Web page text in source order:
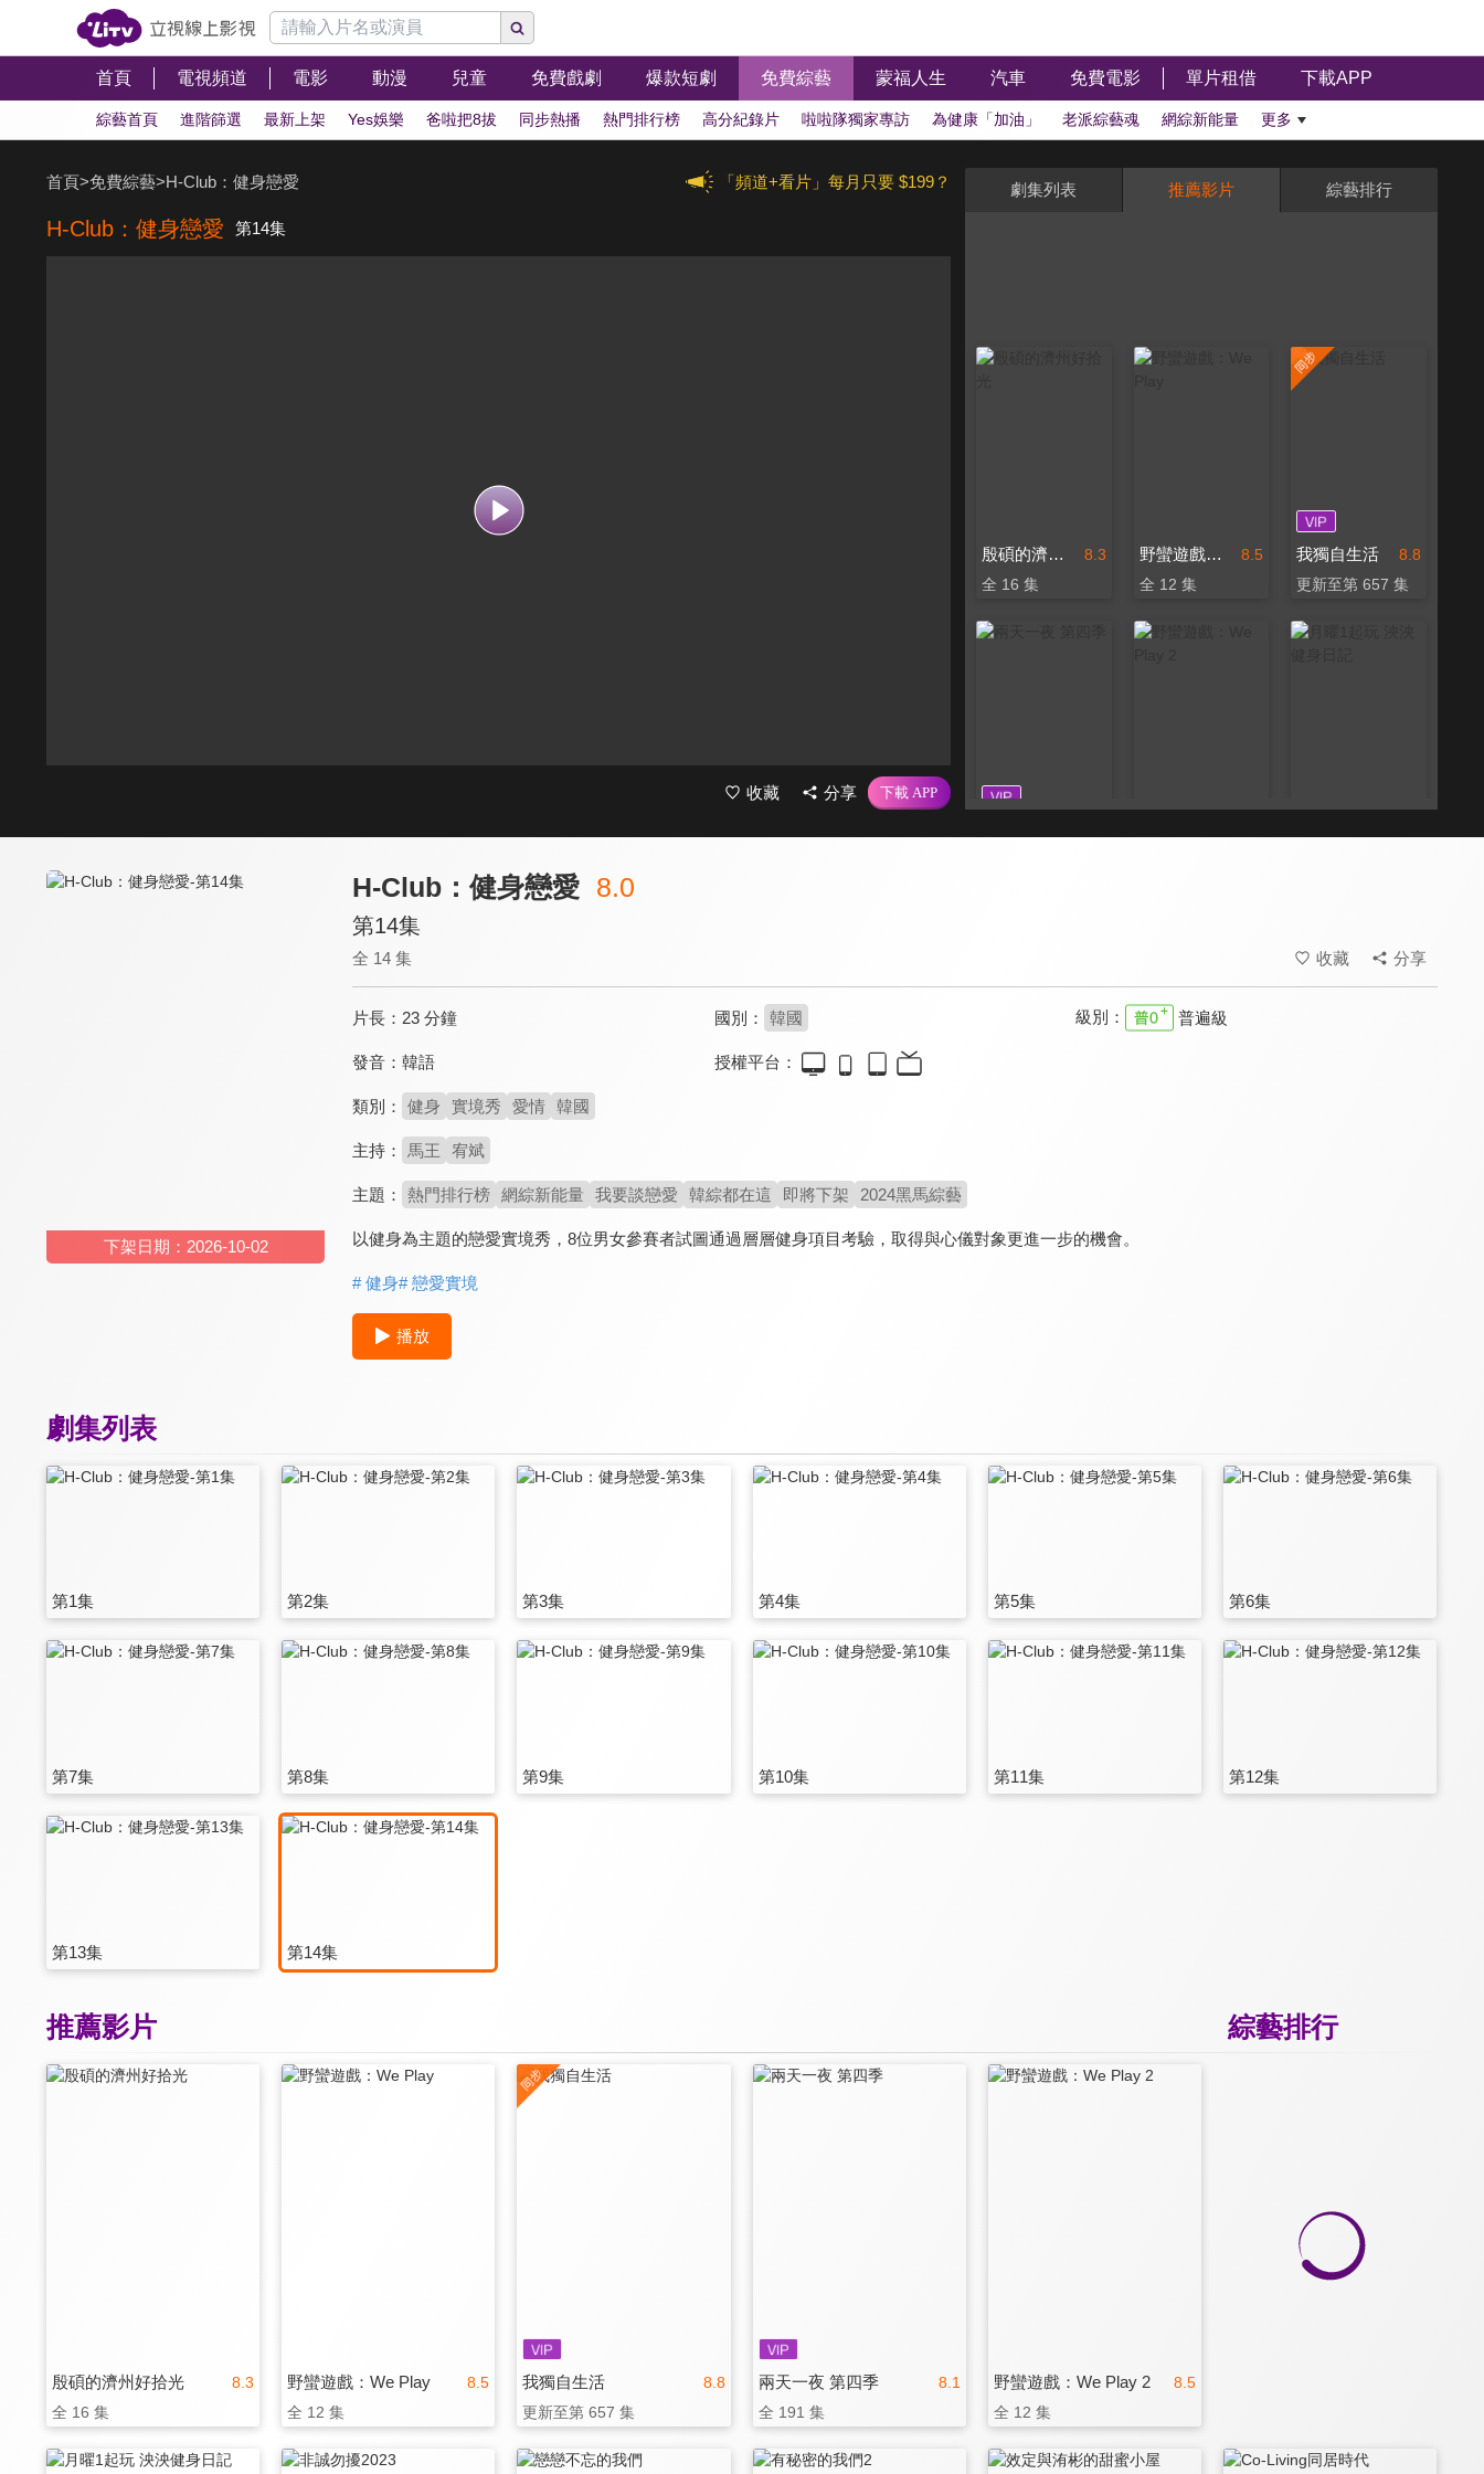
首頁 電視頻道 電影 動漫 兒童 免費戲劇 爆款短劇 免費綜藝 蒙福人生 汽車 免費電影 單片租借 下載APP
綜藝首頁 進階篩選 最新上架 Yes娛樂 爸啦把8拔 同步熱播 熱門排行榜 高分紀錄片 啦啦隊獨家專訪 為健康「加油」 老派綜藝魂 網綜新能量 更多
「頻道+看片」每月只要 $199？
首頁>免費綜藝>H-Club：健身戀愛
H-Club：健身戀愛 第14集
收藏 分享
劇集列表 推薦影片 綜藝排行
8.3
殷碩的濟州好拾光
全 16 集
8.5
野蠻遊戲：We Play
全 12 集
8.8
我獨自生活
更新至第 657 集
下架日期：2026-10-02
H-Club：健身戀愛 8.0
第14集
全 14 集 收藏 分享
片長： 23 分鐘 國別： 韓國 級別： 普遍級
發音： 韓語 授權平台：
類別： 健身 實境秀 愛情 韓國
主持： 馬王 宥斌
主題： 熱門排行榜 網綜新能量 我要談戀愛 韓綜都在這 即將下架 2024黑馬綜藝
以健身為主題的戀愛實境秀，8位男女參賽者試圖通過層層健身項目考驗，取得與心儀對象更進一步的機會。
# 健身# 戀愛實境
播放
劇集列表
第1集 第2集 第3集 第4集 第5集 第6集
第7集 第8集 第9集 第10集 第11集 第12集
第13集 第14集
綜藝排行
推薦影片
8.3
殷碩的濟州好拾光
全 16 集
8.5
野蠻遊戲：We Play
全 12 集
8.8
我獨自生活
更新至第 657 集
8.1
兩天一夜 第四季
全 191 集
8.5
野蠻遊戲：We Play 2
全 12 集